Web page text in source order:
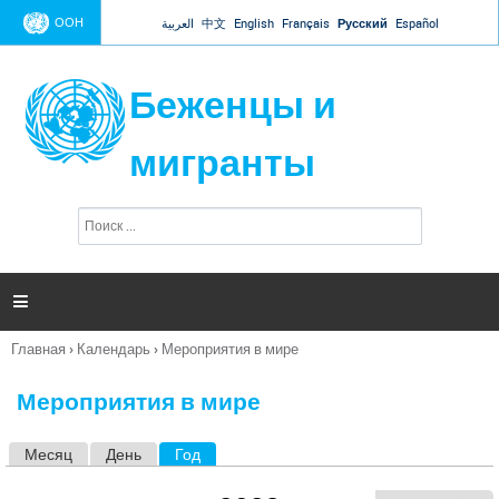
Jump to navigation
ООН العربية 中文 English Français Русский Español
Беженцы и
мигранты
п
и

Вы
Главная › Календарь › Мероприятия в мире
Мероприятия в мире
Месяц День Год